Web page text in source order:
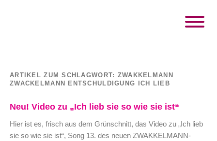
ARTIKEL ZUM SCHLAGWORT: ZWAKKELMANN
ZWACKELMANN ENTSCHULDIGUNG ICH LIEB
Neu! Video zu „Ich lieb sie so wie sie ist“
Hier ist es, frisch aus dem Grünschnitt, das Video zu „Ich lieb
sie so wie sie ist“, Song 13. des neuen ZWAKKELMANN-